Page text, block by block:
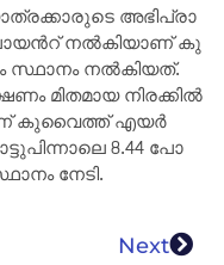
അ​ഭി​പ്രാ​
പോ​യ​ൻറ് ന​ൽ​കി​യാണ് കു​
നൽകിയത്.
മി​ത​മാ​യ നി​ര​ക്കി​ൽ
കു​വൈ​ത്ത് എ​യ​ർ​
8.44 പോ​
നേ​ടി​.
Next